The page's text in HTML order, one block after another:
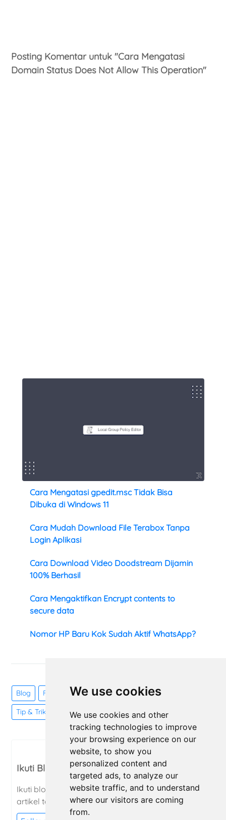
We use cookies
We use cookies and other
tracking technologies to improve
your browsing experience on our
website, to show you
personalized content and
targeted ads, to analyze our
website traffic, and to understand
where our visitors are coming
from.
Posting Komentar untuk "Cara Mengatasi
Domain Status Does Not Allow This Operation"
Cara Mengatasi gpedit.msc Tidak Bisa
Dibuka di Windows 11
Cara Mudah Download File Terabox Tanpa
Login Aplikasi
Cara Download Video Doodstream Dijamin
100% Berhasil
Cara Mengaktifkan Encrypt contents to
secure data
Nomor HP Baru Kok Sudah Aktif WhatsApp?
Blog Finance Info Komputer Services
Tip & Trik
Ikuti Blog
Ikuti blog untuk mendapatkan pemberitahuan
artikel terbaru dari blog ini.